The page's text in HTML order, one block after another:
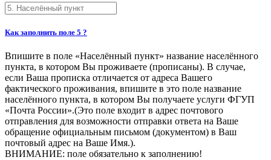
Как заполнить поле 5 ?
Впишите в поле «Населённый пункт» название населённого
пункта, в котором Вы проживаете (прописаны). В случае,
если Ваша прописка отличается от адреса Вашего
фактического проживания, впишите в это поле название
населённого пункта, в котором Вы получаете услуги ФГУП
«Почта России».(Это поле входит в адрес почтового
отправления для возможности отправки ответа на Ваше
обращение официальным письмом (документом) в Ваш
почтовый адрес на Ваше Имя.).
ВНИМАНИЕ: поле обязательно к заполнению!